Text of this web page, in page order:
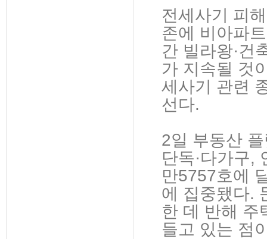
전세사기 피
존에 비아파
간 빌라왕·건
가 지속될 것
세사기 관련
선다.
2일 부동산
단독·다가구,
만5757호에
에 집중됐다.
한 데 반해 주
들고 있는 점